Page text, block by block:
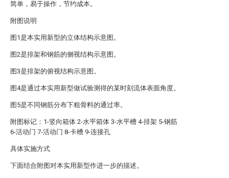
简单，易于操作，节约成本。
附图说明
图1是本实用新型的立体结构示意图。
图2是排架和钢筋的侧视结构示意图。
图3是排架的俯视结构示意图。
图4是通过本实用新型做试验测得的某时刻流体表面角度。
图5是不同钢筋分布下粗骨料的通过率。
附图标记：1-竖向箱体 2-水平箱体 3-水平槽 4-排架 5-钢筋
6-活动门 7-活动门 8-卡槽 9-连接孔
具体实施方式
下面结合附图对本实用新型作进一步的描述。